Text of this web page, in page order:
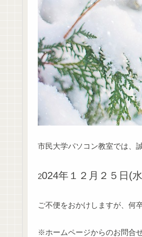
市民大学パソコン教室では、
2024年１２月２５日(
ご不便をおかけしますが、何
※ホームページからのお問合